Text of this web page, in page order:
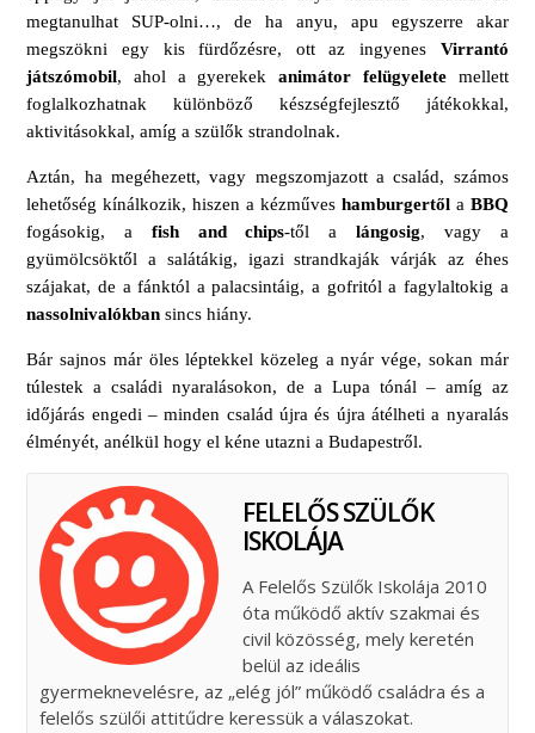
megtanulhat SUP-olni…, de ha anyu, apu egyszerre akar
megszökni egy kis fürdőzésre, ott az ingyenes Virrantó
játszómobil, ahol a gyerekekanimátor felügyeletemellett
foglalkozhatnak különböző készségfejlesztő játékokkal,
aktivitásokkal, amíg a szülők strandolnak.
Aztán, ha megéhezett, vagy megszomjazott a család, számos
lehetőség kínálkozik, hiszen a kézműves hamburgertőla BBQ
fogásokig, a fish and chips-től alángosig, vagy a
gyümölcsöktől a salátákig, igazi strandkaják várják az éhes
szájakat, de a fánktól a palacsintáig, a gofritól a fagylaltokig a
nassolnivalókban sincs hiány.
Bár sajnos már öles léptekkel közeleg a nyár vége, sokan már
túlestek a családi nyaralásokon, de a Lupa tónál – amíg az
időjárás engedi – minden család újra és újra átélheti a nyaralás
élményét, anélkül hogy el kéne utazni a Budapestről.
FELELŐS SZÜLŐK
ISKOLÁJA
A Felelős Szülők Iskolája 2010
óta működő aktív szakmai és
civil közösség, mely keretén
belül az ideális
gyermeknevelésre, az „elég jól” működő családra és a
felelős szülői attitűdre keressük a válaszokat.